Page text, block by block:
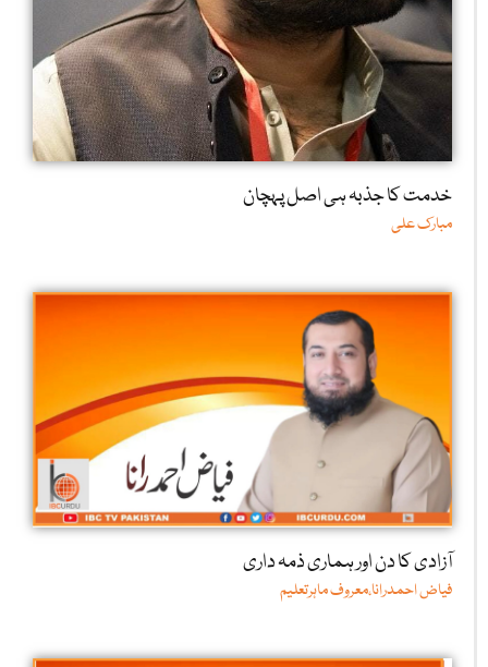
خدمت کا جذبہ ہی اصل پہچان
مبارک علی
آزادی کا دن اور ہماری ذمہ داری
فیاض احمدرانا،معروف ماہرتعلیم